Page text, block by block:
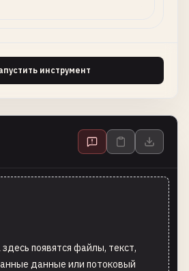
инструмент
здесь появятся файлы, текст,
данные или потоковый